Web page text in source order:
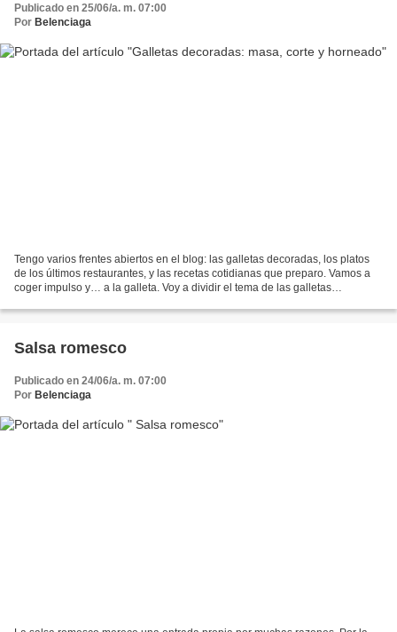
Publicado en 25/06/a. m. 07:00
Por Belenciaga
Tengo varios frentes abiertos en el blog: las galletas decoradas, los platos
de los últimos restaurantes, y las recetas cotidianas que preparo. Vamos a
coger impulso y… a la galleta. Voy a dividir el tema de las galletas
Salsa romesco
Publicado en 24/06/a. m. 07:00
Por Belenciaga